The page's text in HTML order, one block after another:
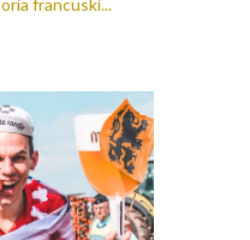
francuski...